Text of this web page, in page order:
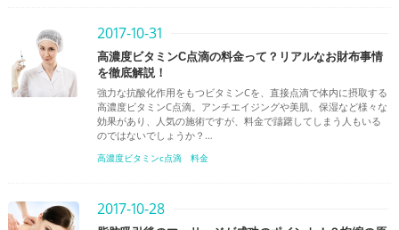
2017-10-31
高濃度ビタミンC点滴の料金って？リアルなお財布事情
を徹底解説！
強力な抗酸化作用をもつビタミンCを、直接点滴で体内に摂取する
高濃度ビタミンC点滴。アンチエイジングや美肌、保湿など様々な
効果があり、人気の施術ですが、料金で躊躇してしまう人もいる
のではないでしょうか？…
高濃度ビタミンc点滴 料金
2017-10-28